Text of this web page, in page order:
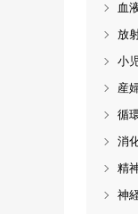
血
放
小
産
循
消
精
神